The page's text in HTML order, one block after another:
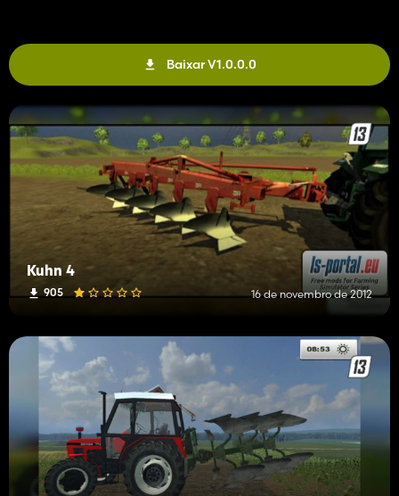
Baixar V1.0.0.0
Kuhn 4
905 16 de novembro de 2012